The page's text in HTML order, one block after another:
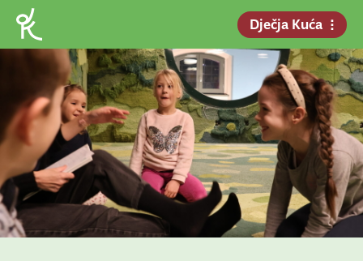
Dječja Kuća